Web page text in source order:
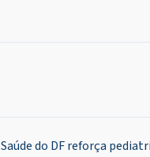
Saúde do DF reforça